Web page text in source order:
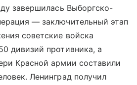
завершилась Выборгско-
— заключительный этап
советские войска
дивизий противника, а
Красной армии составили
Ленинград получил